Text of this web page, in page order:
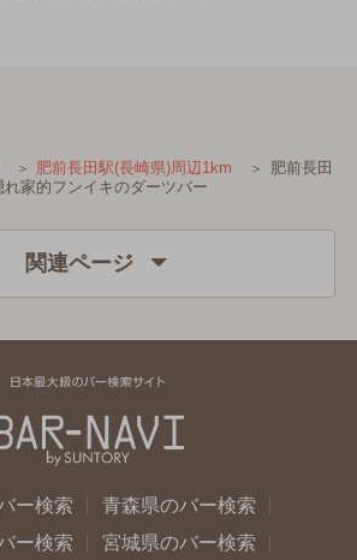
肥前長田駅(長崎県)周辺1km
肥前長田
家的フンイキのダーツバー
関連ページ
ー検索
青森県のバー検索
ー検索
宮城県のバー検索